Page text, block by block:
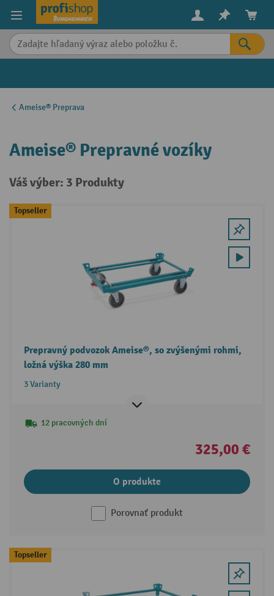
content
Ameise® Preprava
Ameise® Prepravné vozíky
Váš výber: 3 Produkty
Topseller
Prepravný podvozok Ameise®, so zvýšenými rohmi,
ložná výška 280 mm
3 Varianty
12 pracovných dní
325,00 €
O produkte
Porovnať produkt
Topseller